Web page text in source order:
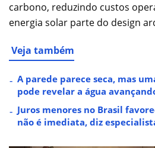
carbono, reduzindo custos
energia solar parte do design
Veja também
A parede parece seca, mas
pode revelar a água
Juros menores no Brasil
não é imediata, diz